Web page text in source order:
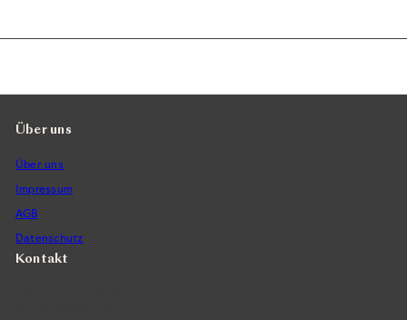
Über uns
Über uns
Impressum
AGB
Datenschutz
Kontakt